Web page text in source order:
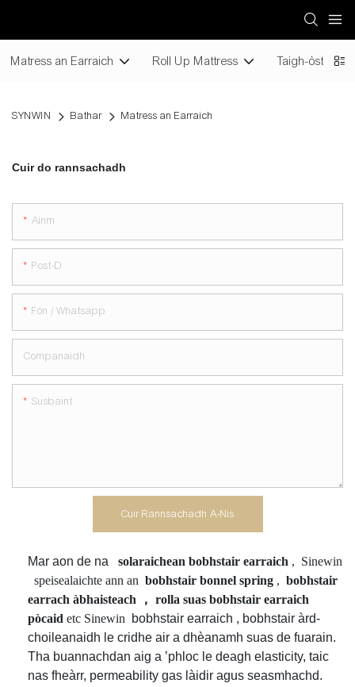
Matress an Earraich Roll Up Mattress Taigh-òsta
SYNWIN Bathar Matress an Earraich
Cuir do rannsachadh
Ainm
Post-D
Fòn / Whatsapp
Companaidh
Susbaint
Cuir Rannsachadh A-Nis
Mar aon de na solaraichean bobhstair earraich , Sinewin
speisealaichte ann an bobhstair bonnel spring , bobhstair
earrach àbhaisteach
， rolla suas bobhstair earraich
pòcaid etc Sinewin bobhstair earraich , bobhstair àrd-
choileanaidh le cridhe air a dhèanamh suas de fuarain.
Tha buannachdan aig a ’phloc le deagh elasticity, taic
nas fheàrr, permeability gas làidir agus seasmhachd.